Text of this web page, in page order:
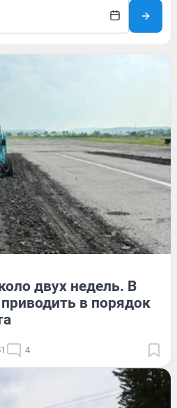
двух недель. В
в порядок
4